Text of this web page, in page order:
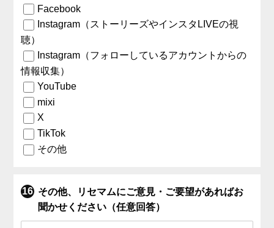
Facebook
Instagram（ストーリーズやインスタLIVEの視
聴）
Instagram（フォローしているアカウントからの
情報収集）
YouTube
mixi
X
TikTok
その他
その他、リセマムにご意見・ご要望があればお
聞かせください（任意回答）